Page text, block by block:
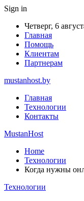
Sign in
Четверг, 6
Главная
Помощь
Клиентам
Партнерам
mustanhost.by
Главная
Технологии
Контакты
MustanHost
Home
Технологии
Когда нужны
Технологии